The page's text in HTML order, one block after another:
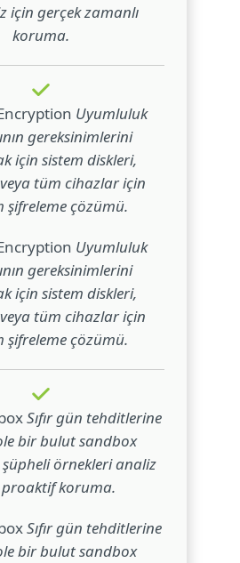
için gerçek zamanlı
koruma.
Uyumluluk
gereksinimlerini
için sistem diskleri,
tüm cihazlar için
şifreleme çözümü.
Uyumluluk
gereksinimlerini
için sistem diskleri,
tüm cihazlar için
şifreleme çözümü.
Sıfır gün tehditlerine
bir bulut sandbox
örnekleri analiz
proaktif koruma.
Sıfır gün tehditlerine
bir bulut sandbox